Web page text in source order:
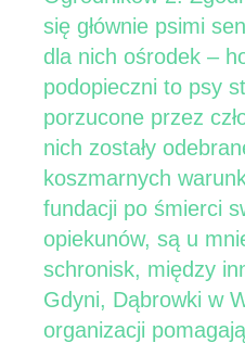
się głównie psimi
dla nich ośrodek –
podopieczni to psy
porzucone przez
nich zostały
koszmarnych
fundacji po śmierci
opiekunów, są u
schronisk, między
Gdyni, Dąbrowki w
organizacji